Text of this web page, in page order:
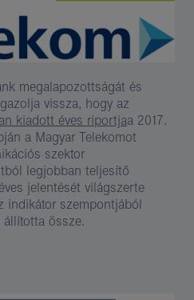
megalapozottságát és
vissza, hogy az
kiadott éves riportjaa 2017.
a Magyar Telekomot
szektor
legjobban teljesítő
jelentését világszerte
indikátor szempontjából
össze.